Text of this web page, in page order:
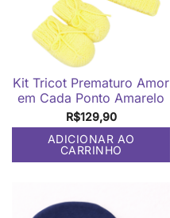
Kit Tricot Prematuro Amor
em Cada Ponto Amarelo
R$129,90
ADICIONAR AO
CARRINHO